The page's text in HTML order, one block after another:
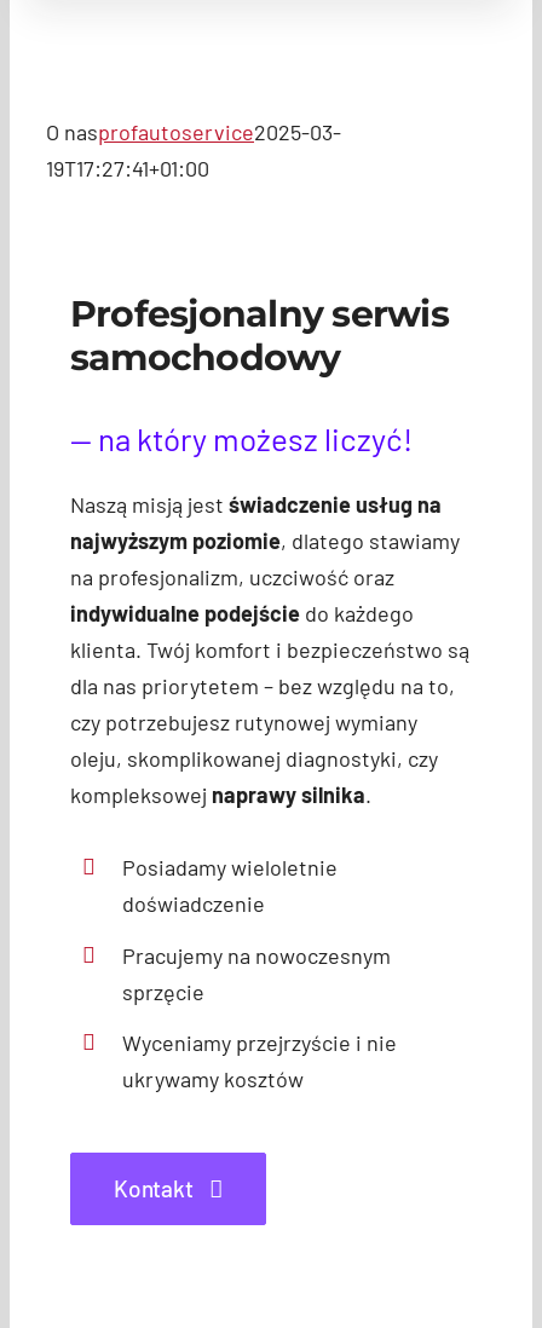
O nasprofautoservice2025-03-
19T17:27:41+01:00
Profesjonalny serwis
samochodowy
— na który możesz liczyć!
Naszą misją jest świadczenie usług na
najwyższym poziomie, dlatego stawiamy
na profesjonalizm, uczciwość oraz
indywidualne podejściedo każdego
klienta. Twój komfort i bezpieczeństwo są
dla nas priorytetem – bez względu na to,
czy potrzebujesz rutynowej wymiany
oleju, skomplikowanej diagnostyki, czy
kompleksowej naprawy silnika.
Posiadamy wieloletnie
doświadczenie
Pracujemy na nowoczesnym
sprzęcie
Wyceniamy przejrzyście i nie
ukrywamy kosztów
Kontakt